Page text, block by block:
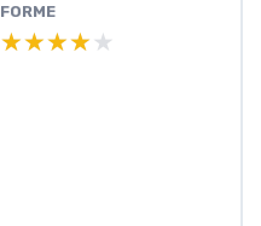
FORME
★★★★★
★★★★★